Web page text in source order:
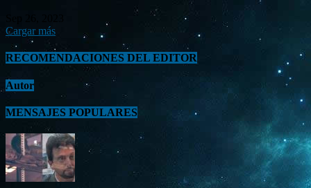
Cargar más
RECOMENDACIONES DEL EDITOR
Autor
MENSAJES POPULARES